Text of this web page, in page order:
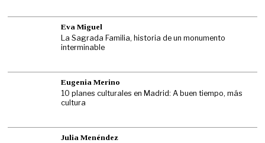
Eva Miguel
La Sagrada Familia, historia de un monumento
interminable
Eugenia Merino
10 planes culturales en Madrid: A buen tiempo, más
cultura
Julia Menéndez